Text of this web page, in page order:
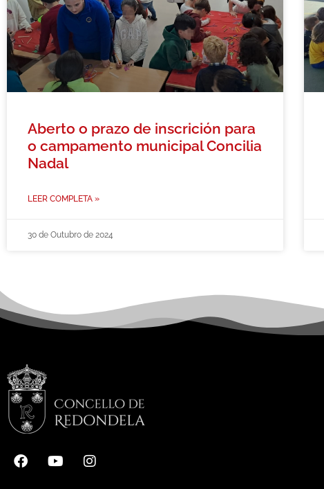
Aberto o prazo de inscrición para
o campamento municipal Concilia
Nadal
LEER COMPLETA »
30 de Outubro de 2024